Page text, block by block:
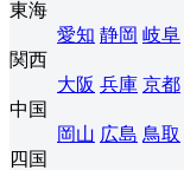
東海
愛知 静岡 岐阜
関西
大阪 兵庫 京都
中国
岡山 広島 鳥取
四国